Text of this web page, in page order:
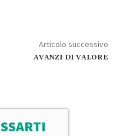
Articolo successivo
AVANZI DI VALORE